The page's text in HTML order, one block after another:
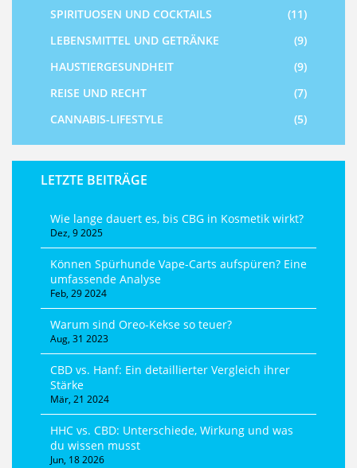
SPIRITUOSEN UND COCKTAILS
(11)
LEBENSMITTEL UND GETRÄNKE
(9)
HAUSTIERGESUNDHEIT
(9)
REISE UND RECHT
(7)
CANNABIS-LIFESTYLE
(5)
LETZTE BEITRÄGE
Wie lange dauert es, bis CBG in Kosmetik wirkt?
Dez, 9 2025
Können Spürhunde Vape-Carts aufspüren? Eine
umfassende Analyse
Feb, 29 2024
Warum sind Oreo-Kekse so teuer?
Aug, 31 2023
CBD vs. Hanf: Ein detaillierter Vergleich ihrer
Stärke
Mär, 21 2024
HHC vs. CBD: Unterschiede, Wirkung und was
du wissen musst
Jun, 18 2026